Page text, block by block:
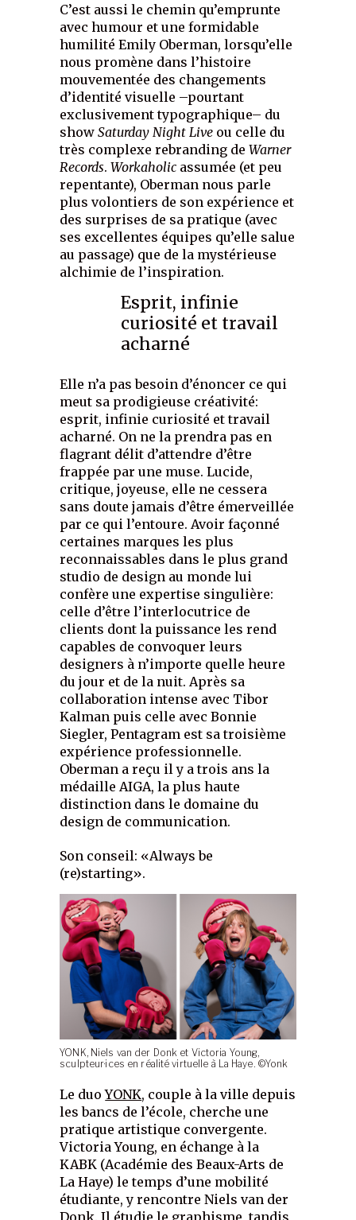
C’est aussi le chemin qu’emprunte
avec humour et une formidable
humilité Emily Oberman, lorsqu’elle
nous promène dans l’histoire
mouvementée des changements
d’identité visuelle –pourtant
exclusivement typographique– du
showSaturday Night Live ou celle du
très complexe rebranding deWarner
Records.Workaholic assumée (et peu
repentante), Oberman nous parle
plus volontiers de son expérience et
des surprises de sa pratique (avec
ses excellentes équipes qu’elle salue
au passage) que de la mystérieuse
alchimie de l’inspiration.
Esprit, infinie
curiosité et travail
acharné
Elle n’a pas besoin d’énoncer ce qui
meut sa prodigieuse créativité:
esprit, infinie curiosité et travail
acharné. On ne la prendra pas en
flagrant délit d’attendre d’être
frappée par une muse. Lucide,
critique, joyeuse, elle ne cessera
sans doute jamais d’être émerveillée
par ce qui l’entoure. Avoir façonné
certaines marques les plus
reconnaissables dans le plus grand
studio de design au monde lui
confère une expertise singulière:
celle d’être l’interlocutrice de
clients dont la puissance les rend
capables de convoquer leurs
designers à n’importe quelle heure
du jour et de la nuit. Après sa
collaboration intense avec Tibor
Kalman puis celle avec Bonnie
Siegler, Pentagram est sa troisième
expérience professionnelle.
Oberman a reçu il y a trois ans la
médaille AIGA, la plus haute
distinction dans le domaine du
design de communication.
Son conseil: «Always be
(re)starting».
YONK, Niels van der Donk et Victoria Young,
sculpteur·ices en réalité virtuelle à La Haye. ©Yonk
Le duoYONK, couple à la ville depuis
les bancs de l’école, cherche une
pratique artistique convergente.
Victoria Young, en échange à la
KABK (Académie des Beaux-Arts de
La Haye) le temps d’une mobilité
étudiante, y rencontre Niels van der